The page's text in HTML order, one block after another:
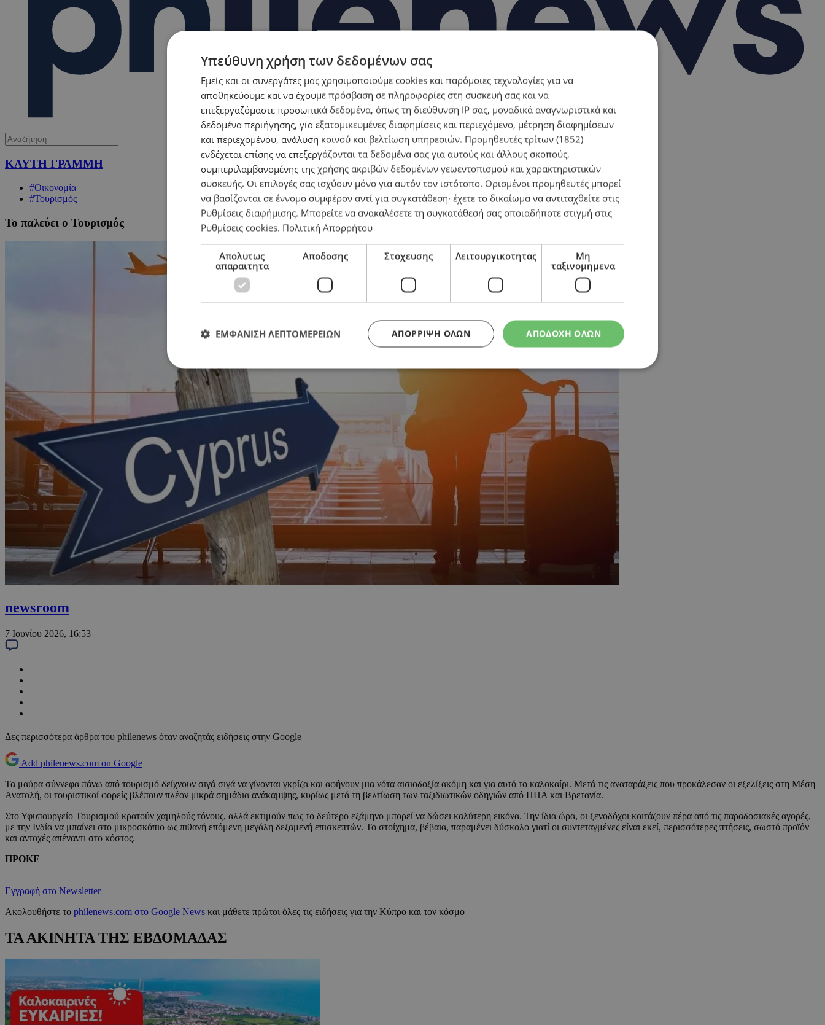
ΚΑΥΤΗ ΓΡΑΜΜΗ
#Οικονομία
#Τουρισμός
Το παλεύει ο Τουρισμός
newsroom
7 Ιουνίου 2026, 16:53
Δες περισσότερα άρθρα του philenews όταν αναζητάς ειδήσεις στην Google
Add philenews.com on Google
Τα μαύρα σύννεφα πάνω από τουρισμό δείχνουν σιγά σιγά να γίνονται γκρίζα και αφήνουν μια νότα αισιοδοξία ακόμη και για αυτό το καλοκαίρι. Μετά τις αναταράξεις που προκάλεσαν οι εξελίξεις στη Μέση
Ανατολή, οι τουριστικοί φορείς βλέπουν πλέον μικρά σημάδια ανάκαμψης, κυρίως μετά τη βελτίωση των ταξιδιωτικών οδηγιών από ΗΠΑ και Βρετανία.
Στο Υφυπουργείο Τουρισμού κρατούν χαμηλούς τόνους, αλλά εκτιμούν πως το δεύτερο εξάμηνο μπορεί να δώσει καλύτερη εικόνα. Την ίδια ώρα, οι ξενοδόχοι κοιτάζουν πέρα από τις παραδοσιακές αγορές,
με την Ινδία να μπαίνει στο μικροσκόπιο ως πιθανή επόμενη μεγάλη δεξαμενή επισκεπτών. Το στοίχημα, βέβαια, παραμένει δύσκολο γιατί οι συντεταγμένες είναι εκεί, περισσότερες πτήσεις, σωστό προϊόν
και αντοχές απέναντι στο κόστος.
ΠΡΟΚΕ
Εγγραφή στο Newsletter
Ακολουθήστε το philenews.com στο Google News και μάθετε πρώτοι όλες τις ειδήσεις για την Κύπρο και τον κόσμο
ΤΑ ΑΚΙΝΗΤΑ ΤΗΣ ΕΒΔΟΜΑΔΑΣ
Υπεύθυνη χρήση των δεδομένων σας
Εμείς και οι συνεργάτες μας χρησιμοποιούμε cookies και παρόμοιες τεχνολογίες για να
αποθηκεύουμε και να έχουμε πρόσβαση σε πληροφορίες στη συσκευή σας και να
επεξεργαζόμαστε προσωπικά δεδομένα, όπως τη διεύθυνση IP σας, μοναδικά αναγνωριστικά και
δεδομένα περιήγησης, για εξατομικευμένες διαφημίσεις και περιεχόμενο, μέτρηση διαφημίσεων
και περιεχομένου, ανάλυση κοινού και βελτίωση υπηρεσιών. Προμηθευτές τρίτων (1852)
ενδέχεται επίσης να επεξεργάζονται τα δεδομένα σας για αυτούς και άλλους σκοπούς,
συμπεριλαμβανομένης της χρήσης ακριβών δεδομένων γεωεντοπισμού και χαρακτηριστικών
συσκευής. Οι επιλογές σας ισχύουν μόνο για αυτόν τον ιστότοπο. Ορισμένοι προμηθευτές μπορεί
να βασίζονται σε έννομο συμφέρον αντί για συγκατάθεση· έχετε το δικαίωμα να αντιταχθείτε στις
Ρυθμίσεις διαφήμισης. Μπορείτε να ανακαλέσετε τη συγκατάθεσή σας οποιαδήποτε στιγμή στις
Ρυθμίσεις cookies. Πολιτική Απορρήτου
Απολυτως
απαραιτητα
Αποδοσης Στοχευσης Λειτουργικοτητας
Μη
ταξινομημενα
ΑΠΟΔΟΧΗ ΟΛΩΝ
ΑΠΌΡΡΙΨΗ ΌΛΩΝ
ΕΜΦΑΝΙΣΗ ΛΕΠΤΟΜΕΡΕΙΩΝ